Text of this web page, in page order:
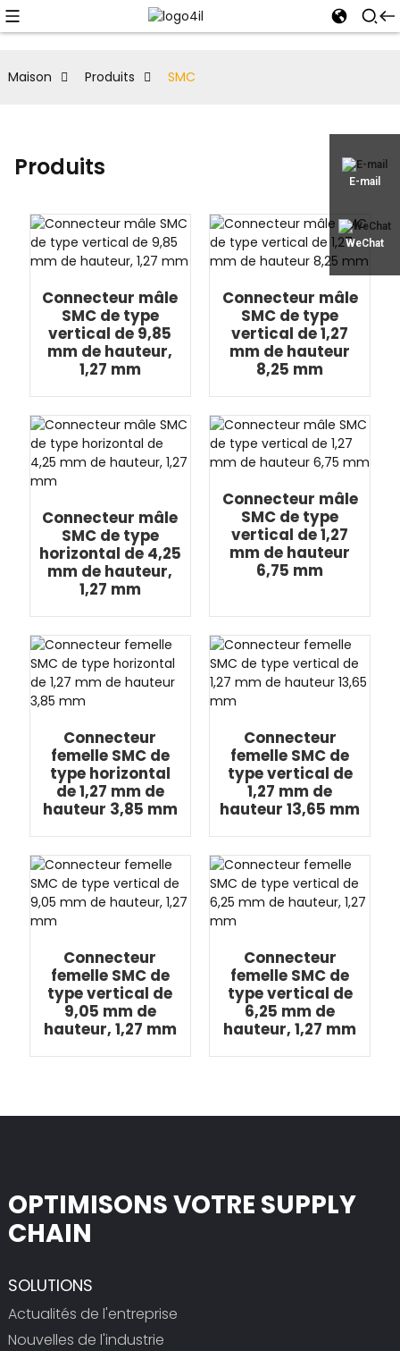
E-mail
WeChat
Maison Produits SMC
Produits
Connecteur mâle
SMC de type
vertical de 9,85
mm de hauteur,
1,27 mm
Connecteur mâle
SMC de type
vertical de 1,27
mm de hauteur
8,25 mm
Connecteur mâle
SMC de type
horizontal de 4,25
mm de hauteur,
1,27 mm
Connecteur mâle
SMC de type
vertical de 1,27
mm de hauteur
6,75 mm
Connecteur
femelle SMC de
type horizontal
de 1,27 mm de
hauteur 3,85 mm
Connecteur
femelle SMC de
type vertical de
1,27 mm de
hauteur 13,65 mm
Connecteur
femelle SMC de
type vertical de
9,05 mm de
hauteur, 1,27 mm
Connecteur
femelle SMC de
type vertical de
6,25 mm de
hauteur, 1,27 mm
OPTIMISONS VOTRE SUPPLY
CHAIN
SOLUTIONS
Actualités de l'entreprise
Nouvelles de l'industrie